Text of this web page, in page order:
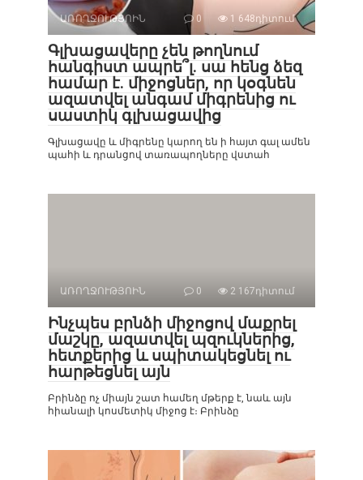
ԱՌՈՂՋՈՒԹՅՈԻՆ 0 1 648դիտում
Գլխացավերը չեն թողնում
հանգիստ ապրե՞լ. սա հենց ձեզ
համար է. միջոցներ, որ կօգնեն
ազատվել անգամ միգրենից ու
սաստիկ գլխացավից
Գլխացավը և միգրենը կարող են ի հայտ գալ ամեն
պահի և դրանցով տառապողները վստահ
ԱՌՈՂՋՈՒԹՅՈԻՆ 0 2 167դիտում
Ինչպես բրնձի միջոցով մաքրել
մաշկը, ազատվել պզուկներից,
հետքերից և սպիտակեցնել ու
հարթեցնել այն
Բրինձը ոչ միայն շատ համեղ մթերք է, նաև այն
հիանալի կոսմետիկ միջոց է։ Բրինձը